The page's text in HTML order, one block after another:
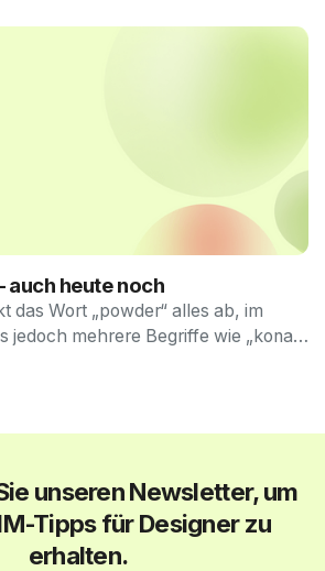
55
auch heute noch
das Wort „powder“ alles ab, im
jedoch mehrere Begriffe wie „kona“,
MIM wird in den JIS-Normen
unseren Newsletter, um
Tipps für Designer zu
erhalten.